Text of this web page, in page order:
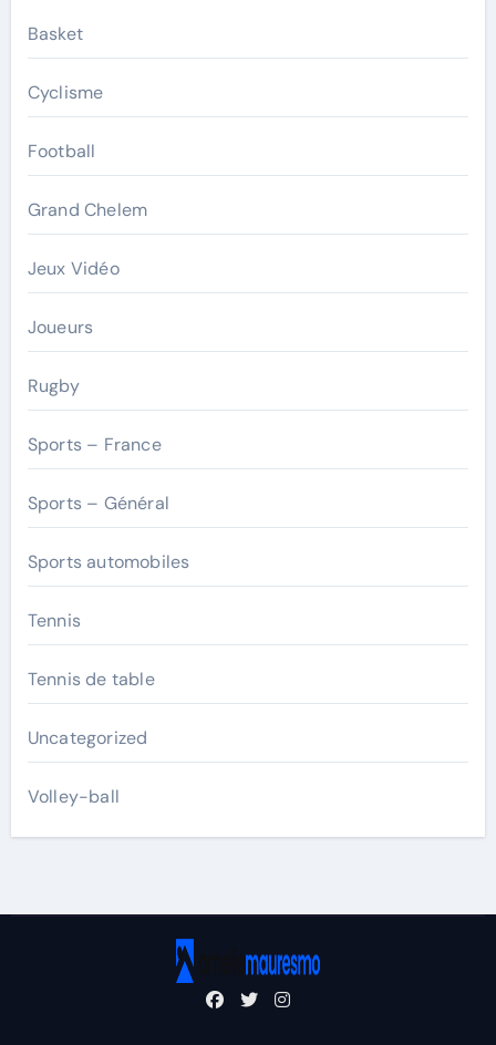
Basket
Cyclisme
Football
Grand Chelem
Jeux Vidéo
Joueurs
Rugby
Sports – France
Sports – Général
Sports automobiles
Tennis
Tennis de table
Uncategorized
Volley-ball